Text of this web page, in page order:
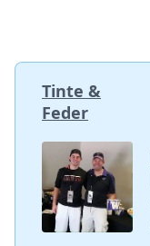
Tinte &
Feder